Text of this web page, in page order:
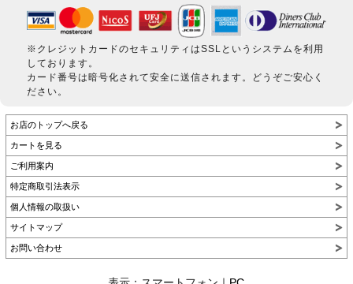
※クレジットカードのセキュリティはSSLというシステムを利用
しております。
カード番号は暗号化されて安全に送信されます。どうぞご安心く
ださい。
お店のトップへ戻る
カートを見る
ご利用案内
特定商取引法表示
個人情報の取扱い
サイトマップ
お問い合わせ